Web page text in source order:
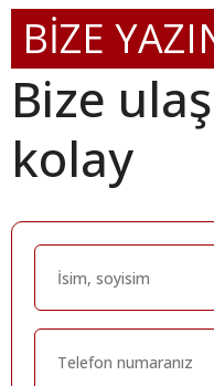
BİZE
Bize
kolay